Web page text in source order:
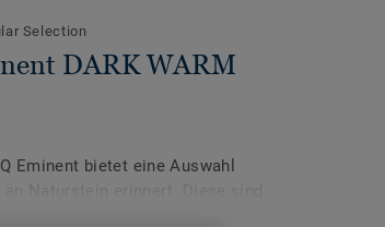
Selection
DARK WARM
Eminent bietet eine Auswahl